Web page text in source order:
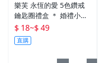
樂芙 永恆的愛 5色鑽戒
鑰匙圈禮盒 ＊ 婚禮小物
二次進場 工商禮贈品 戒
指鑰匙圈 鑽石鑰匙扣 大
鑽戒 送客禮 活動贈品
$ 18~$ 49
直購